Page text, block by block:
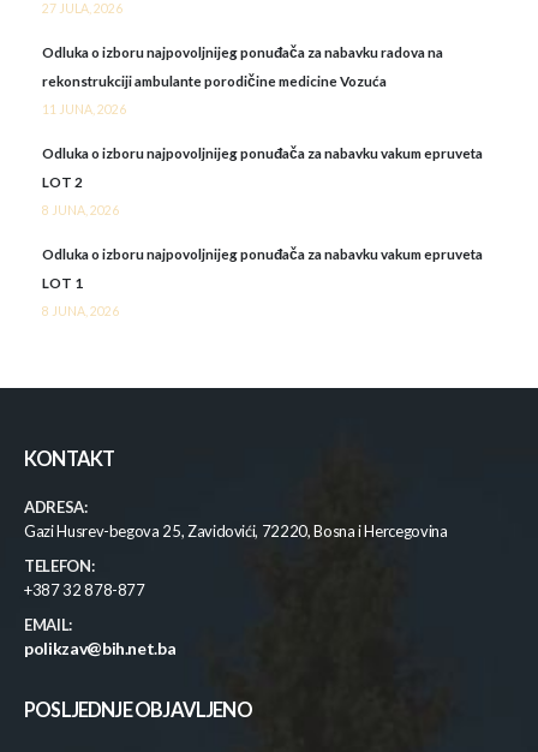
27 JULA, 2026
Odluka o izboru najpovoljnijeg ponuđača za nabavku radova na
rekonstrukciji ambulante porodičine medicine Vozuća
11 JUNA, 2026
Odluka o izboru najpovoljnijeg ponuđača za nabavku vakum epruveta
LOT 2
8 JUNA, 2026
Odluka o izboru najpovoljnijeg ponuđača za nabavku vakum epruveta
LOT 1
8 JUNA, 2026
KONTAKT
ADRESA:
Gazi Husrev-begova 25, Zavidovići, 72220, Bosna i Hercegovina
TELEFON:
+387 32 878-877
EMAIL:
polikzav@bih.net.ba
POSLJEDNJE OBJAVLJENO